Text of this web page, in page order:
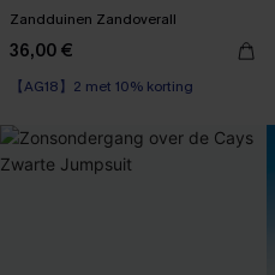
Zandduinen Zandoverall
36,00 €
【AG18】2 met 10% korting